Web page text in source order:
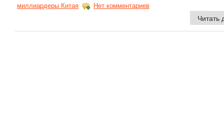
миллиардеры Китая
Нет комментариев
Читать